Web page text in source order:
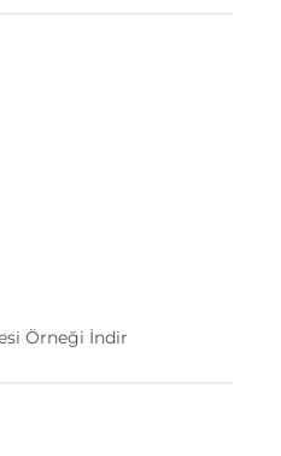
Örneği İndir